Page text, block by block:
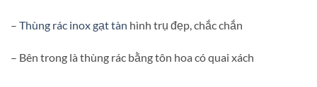
– Thùng rác inox gạt tàn hình trụ đẹp, chắc chắn
– Bên trong là thùng rác bằng tôn hoa có quai xách